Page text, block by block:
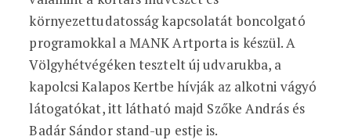
környezettudatosság kapcsolatát boncolgató
programokkal a MANK Artporta is készül. A
Völgyhétvégéken tesztelt új udvarukba, a
kapolcsi Kalapos Kertbe hívják az alkotni vágyó
látogatókat, itt látható majd Szőke András és
Badár Sándor stand-up estje is.